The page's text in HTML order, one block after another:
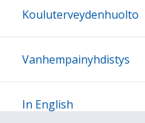
Kouluterveydenhuolto
Vanhempainyhdistys
In English